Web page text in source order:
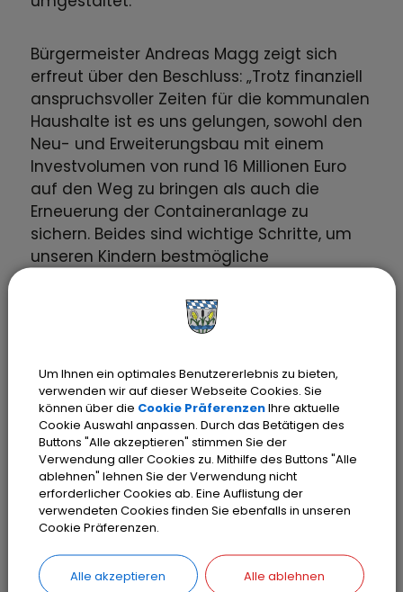
Bürgermeister Andreas Magg zeigt sich
erfreut über den Beschluss: „Trotz finanziell
anspruchsvoller Zeiten für die kommunalen
Haushalte ist es uns gelungen, sowohl den
Neu- und Erweiterungsbau mit einem
Investvolumen von rund 16 Millionen Euro
auf den Weg zu bringen als auch die
Erneuerung der Containeranlage zu
sichern. Beides sind wichtige Schritte, um
unseren Kindern bestmögliche
Mit der Entscheidung bekräftigt die Stadt
Bildung und einem hochwertigen
Lernumfeld. Die zügige Umsetzung in den
Sommerferien stellt sicher, dass der
Unterrichtsbetrieb geordnet und in
modernen Räumlichkeiten bereits zum
kommenden Schuljahr durchgeführt
werden kann. Der Erweiterungsbau der
offenen Ganztagsschule beginnt bereits in
den Pfingstferien. Bauzeit sind
voraussichtlich 2 Jahre.
Um Ihnen ein optimales Benutzererlebnis zu bieten,
verwenden wir auf dieser Webseite Cookies. Sie
können über die Cookie PräferenzenIhre aktuelle
Cookie Auswahl anpassen. Durch das Betätigen des
Buttons "Alle akzeptieren" stimmen Sie der
Verwendung aller Cookies zu. Mithilfe des Buttons "Alle
ablehnen" lehnen Sie der Verwendung nicht
erforderlicher Cookies ab. Eine Auflistung der
verwendeten Cookies finden Sie ebenfalls in unseren
Cookie Präferenzen.
Alle akzeptieren Alle ablehnen